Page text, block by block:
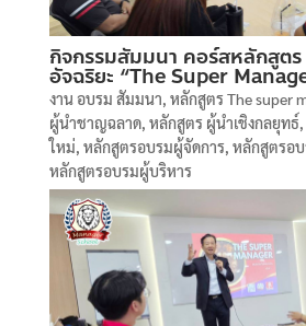
กิจกรรมสัมมนา คอร์สหลักสูตร
อัจฉริยะ “The Super
งาน อบรม สัมมนา, หลักสูตร The super
ผู้นำชาญฉลาด, หลักสูตร ผู้นำเชิงกลยุทธ์,
ใหม่, หลักสูตรอบรมผู้จัดการ, หลักสูตรอ
หลักสูตรอบรมผู้บริหาร